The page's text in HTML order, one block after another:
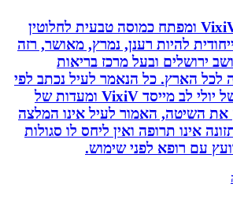
יולי לב מייסד VixiV ומפתח כמוסה טבעית לחלוטין
להיות רענן, נמרץ, מאושר, רזה
ובעל מרכז בריאות
הארץ. כל הנאמר לעיל נכתב לפי
ניסיונו האישי של יולי לב מייסד VixiV ומעדות של
האמור לעיל אינו המלצה
תרופה ואין ליחס לו סגולות
רופא לפני שימוש.